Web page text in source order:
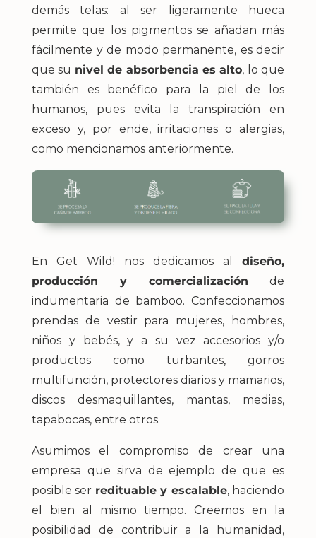
demás telas: al ser ligeramente hueca
permite que los pigmentos se añadan más
fácilmente y de modo permanente, es decir
que su nivel de absorbencia es alto, lo que
también es benéfico para la piel de los
humanos, pues evita la transpiración en
exceso y, por ende, irritaciones o alergias,
como mencionamos anteriormente.
En Get Wild! nos dedicamos al diseño,
producción y comercialización de
indumentaria de bamboo. Confeccionamos
prendas de vestir para mujeres, hombres,
niños y bebés, y a su vez accesorios y/o
productos como turbantes, gorros
multifunción, protectores diarios y mamarios,
discos desmaquillantes, mantas, medias,
tapabocas, entre otros.
Asumimos el compromiso de crear una
empresa que sirva de ejemplo de que es
posible ser redituable y escalable, haciendo
el bien al mismo tiempo. Creemos en la
posibilidad de contribuir a la humanidad,